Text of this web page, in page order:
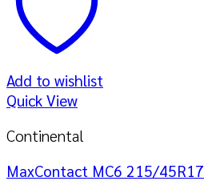
Add to wishlist
Quick View
Continental
MaxContact MC6 215/45R17